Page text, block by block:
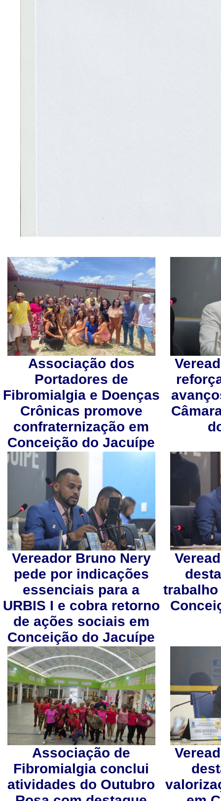
Associação dos
Portadores de
Fibromialgia e Doenças
Crônicas promove
confraternização em
Conceição do Jacuípe
Vereador Bruno Nery
pede por indicações
essenciais para a
URBIS I e cobra retorno
de ações sociais em
Conceição do Jacuípe
Associação de
Fibromialgia conclui
atividades do Outubro